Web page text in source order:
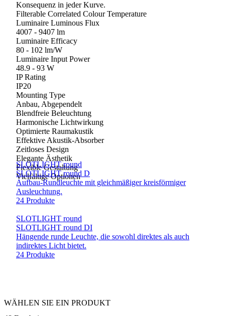
Konsequenz in jeder Kurve.
Filterable Correlated Colour Temperature
Luminaire Luminous Flux
4007 - 9407 lm
Luminaire Efficacy
80 - 102 lm/W
Luminaire Input Power
48.9 - 93 W
IP Rating
IP20
Mounting Type
Anbau, Abgependelt
Blendfreie Beleuchtung
Harmonische Lichtwirkung
Optimierte Raumakustik
Effektive Akustik-Absorber
Zeitloses Design
Elegante Ästhetik
Flexible Gestaltung
Vielfältige Optionen
SLOTLIGHT round
SLOTLIGHT round D
Aufbau-Rundleuchte mit gleichmäßiger kreisförmiger
Ausleuchtung.
24 Produkte
SLOTLIGHT round
SLOTLIGHT round DI
Hängende runde Leuchte, die sowohl direktes als auch
indirektes Licht bietet.
24 Produkte
WÄHLEN SIE EIN PRODUKT